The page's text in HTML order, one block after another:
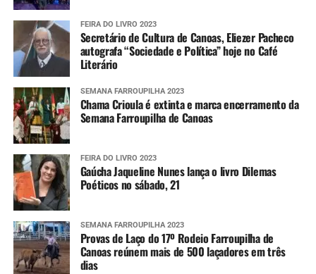
FEIRA DO LIVRO 2023
Secretário de Cultura de Canoas, Eliezer Pacheco
autografa “Sociedade e Política” hoje no Café
Literário
SEMANA FARROUPILHA 2023
Chama Crioula é extinta e marca encerramento da
Semana Farroupilha de Canoas
FEIRA DO LIVRO 2023
Gaúcha Jaqueline Nunes lança o livro Dilemas
Poéticos no sábado, 21
SEMANA FARROUPILHA 2023
Provas de Laço do 17º Rodeio Farroupilha de
Canoas reúnem mais de 500 laçadores em três
dias